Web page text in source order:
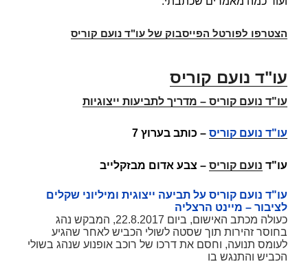
הצטרפו לפורטל הפייסבוק של עו"ד נועם קוריס
עו"ד נועם קוריס
עו"ד נועם קוריס – מדריך לתביעות ייצוגיות
עו"ד נועם קוריס – כותב בערוץ 7
עו"ד נועם קוריס – צבע אדום מבזקלייב
עו"ד נועם קוריס על תביעה ייצוגית ומיליוני שקלים
לציבור – מיינט הרצליה
כעולה מכתב האישום, ביום 22.8.2017, המבקש נהג
בחוסר זהירות תוך שסטה לשולי הכביש לאחר שהגיע
לעומס תנועה, וחסם את דרכו של רוכב אופנוע שנהג בשולי
הכביש והתנגש בו